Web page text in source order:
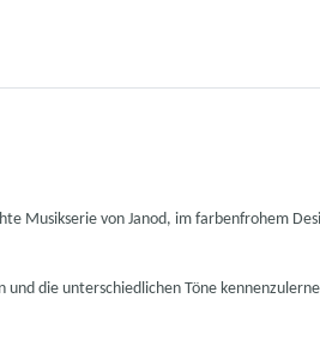
Musikserie von Janod, im farbenfrohem
die unterschiedlichen Töne